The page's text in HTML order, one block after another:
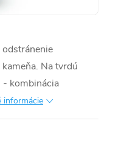
Na tvrdú
kombinácia
informácie